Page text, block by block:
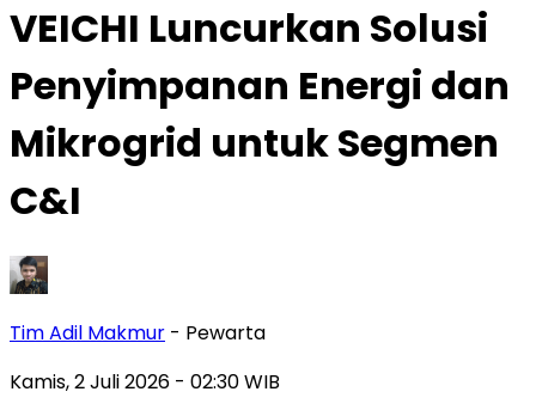
VEICHI Luncurkan Solusi
Penyimpanan Energi dan
Mikrogrid untuk Segmen
C&I
Tim Adil Makmur - Pewarta
Kamis, 2 Juli 2026 - 02:30 WIB